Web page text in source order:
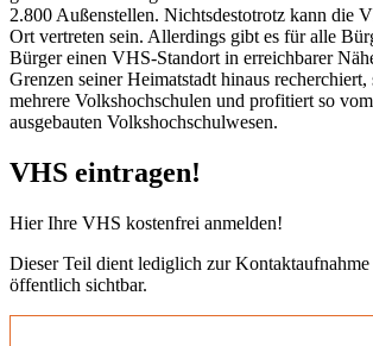
2.800 Außenstellen. Nichtsdestotrotz kann die
Ort vertreten sein. Allerdings gibt es für alle
Bürger einen VHS-Standort in erreichbarer
Grenzen seiner Heimatstadt hinaus
mehrere Volkshochschulen und profitiert so
ausgebauten Volkshochschulwesen.
VHS eintragen!
Hier Ihre VHS kostenfrei anmelden!
Dieser Teil dient lediglich zur
öffentlich sichtbar.